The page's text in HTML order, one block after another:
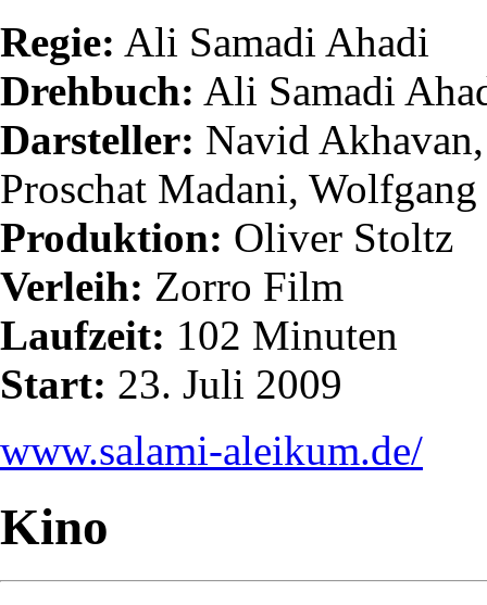
Regie: Ali Samadi Ahadi
Drehbuch: Ali Samadi
Darsteller: Navid
Proschat Madani,
Produktion: Oliver Stoltz
Verleih: Zorro Film
Laufzeit: 102 Minuten
Start: 23. Juli 2009
www.salami-aleikum.de/
Kino